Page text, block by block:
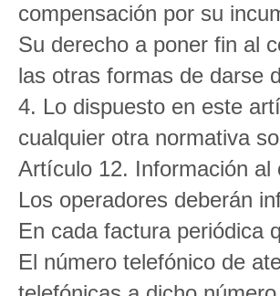
compensación por su
Su derecho a poner fin al
las otras formas de darse
4. Lo dispuesto en este
cualquier otra normativa
Artículo 12. Información al
Los operadores deberán
En cada factura periódica
El número telefónico de